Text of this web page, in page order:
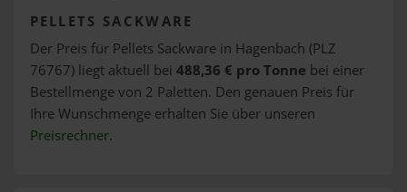
PELLETS SACKWARE
Der Preis für Pellets Sackware in Hagenbach (PLZ
76767) liegt aktuell bei 488,36 € pro Tonne bei einer
Bestellmenge von 2 Paletten. Den genauen Preis für
Ihre Wunschmenge erhalten Sie über unseren
Preisrechner.